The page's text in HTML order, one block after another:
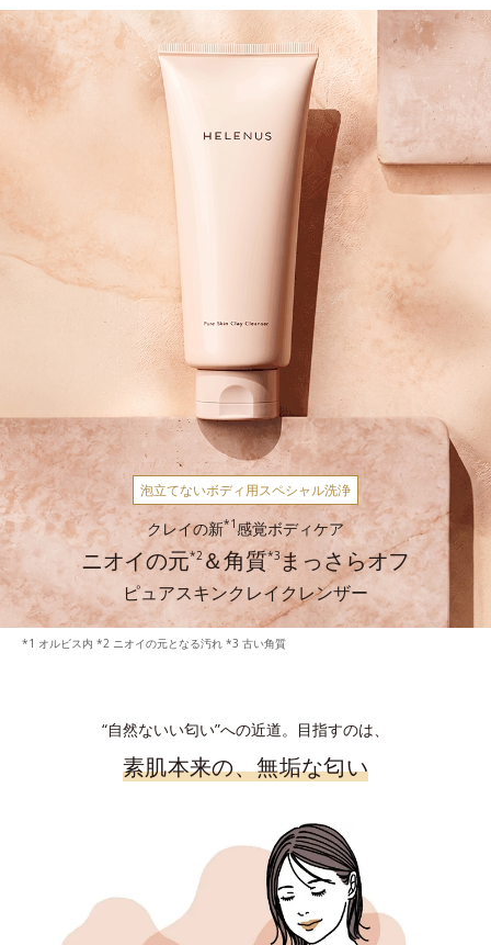
泡立てないボディ用スペシャル洗浄
クレイの新*1感覚ボディケア
ニオイの元*2＆角質*3まっさらオフ
ピュアスキンクレイクレンザー
*1 オルビス内 *2 ニオイの元となる汚れ *3 古い角質
“自然ないい匂い”への近道。目指すのは、
素肌本来の、無垢な匂い